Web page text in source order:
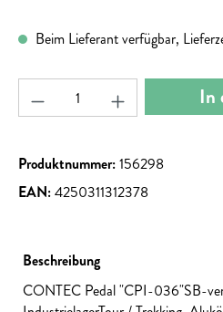
Beim Lieferant verfügbar,
Produkt Anzahl: Gib In
Produktnummer:156298
EAN:4250311312378
Beschreibung
CONTEC Pedal "CPI-036"SB-